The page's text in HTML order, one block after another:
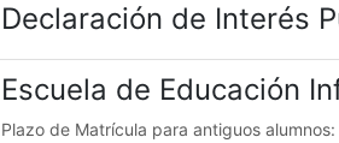
Declaración de Interés
Escuela de Educación
Plazo de Matrícula para antiguos